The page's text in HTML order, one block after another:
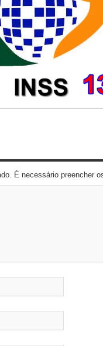
É necessário preencher